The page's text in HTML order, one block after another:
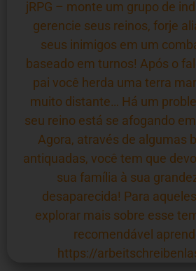
jRPG – monte um grupo de
gerencie seus reinos, forje
seus inimigos em um
baseado em turnos! Após o
pai você herda uma terra
muito distante… Há um
seu reino está se afogando
Agora, através de algumas
antiquadas, você tem que
sua família à sua
desaparecida! Para
explorar mais sobre esse
recomendável
https://